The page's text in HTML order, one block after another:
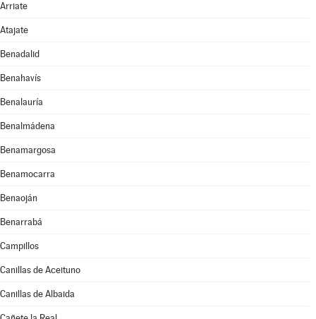
Arriate
Atajate
Benadalid
Benahavís
Benalauría
Benalmádena
Benamargosa
Benamocarra
Benaoján
Benarrabá
Campillos
Canillas de Aceituno
Canillas de Albaida